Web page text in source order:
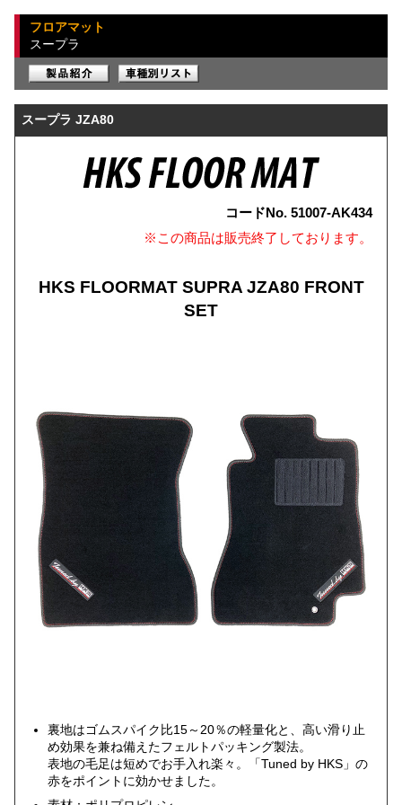
フロアマット
スープラ
スープラ JZA80
コードNo. 51007-AK434
※この商品は販売終了しております。
HKS FLOORMAT SUPRA JZA80 FRONT
SET
裏地はゴムスパイク比15～20％の軽量化と、高い滑り止
め効果を兼ね備えたフェルトパッキング製法。
表地の毛足は短めでお手入れ楽々。「Tuned by HKS」の
赤をポイントに効かせました。